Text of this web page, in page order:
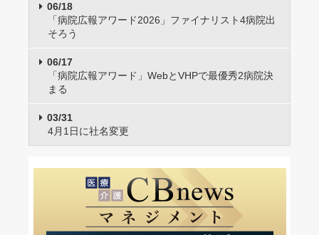
06/18
「病院広報アワード2026」ファイナリスト4病院出
そろう
06/17
「病院広報アワード」WebとVHPで最優秀2病院決
まる
03/31
4月1日に社名変更